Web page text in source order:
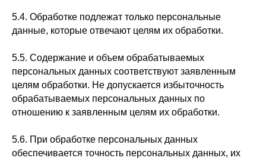
5.4. Обработке подлежат только персональные
данные, которые отвечают целям их обработки.
5.5. Содержание и объем обрабатываемых
персональных данных соответствуют заявленным
целям обработки. Не допускается избыточность
обрабатываемых персональных данных по
отношению к заявленным целям их обработки.
5.6. При обработке персональных данных
обеспечивается точность персональных данных, их